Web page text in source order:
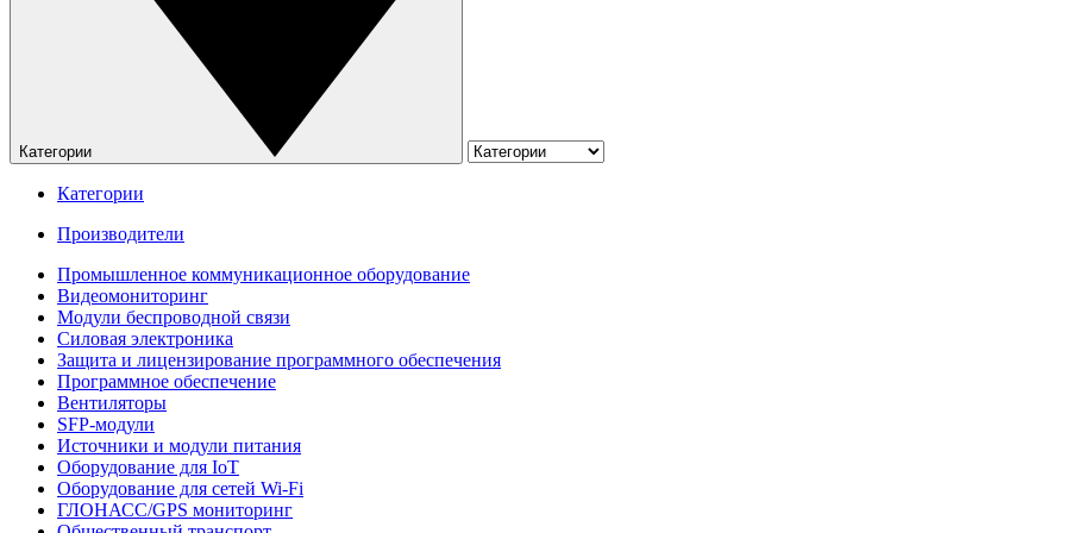
Категории
Категории
Производители
Промышленное коммуникационное оборудование
Видеомониторинг
Модули беспроводной связи
Силовая электроника
Защита и лицензирование программного обеспечения
Программное обеспечение
Вентиляторы
SFP-модули
Источники и модули питания
Оборудование для IoT
Оборудование для сетей Wi-Fi
ГЛОНАСС/GPS мониторинг